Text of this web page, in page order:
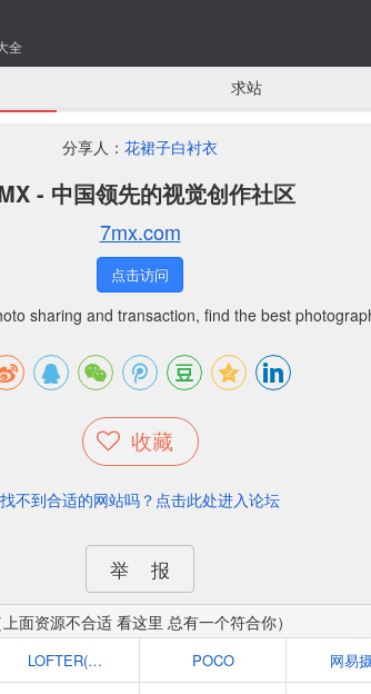
全
求站
分享人： 花裙子白衬衣
- 中国领先的视觉创作社区
7mx.com
点击访问
sharing and transaction, find the best
收藏
找不到合适的网站吗？点击此处进入论坛
举 报
上面资源不合适 看这里 总有一个符合你）
LOFTER(乐乎) POCO 网易